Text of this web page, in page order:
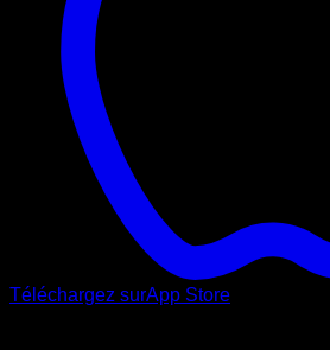
Téléchargez surApp Store